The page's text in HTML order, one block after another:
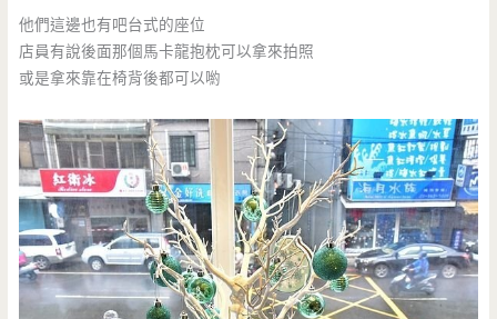
他們這邊也有吧台式的座位
店員有說後面那個馬卡龍抱枕可以拿來拍照
或是拿來靠在椅背後都可以喲